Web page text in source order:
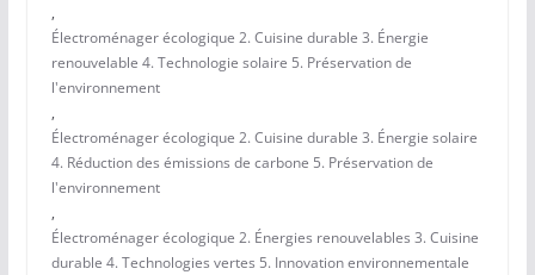
,
Électroménager écologique 2. Cuisine durable 3. Énergie
renouvelable 4. Technologie solaire 5. Préservation de
l'environnement
,
Électroménager écologique 2. Cuisine durable 3. Énergie solaire
4. Réduction des émissions de carbone 5. Préservation de
l'environnement
,
Électroménager écologique 2. Énergies renouvelables 3. Cuisine
durable 4. Technologies vertes 5. Innovation environnementale